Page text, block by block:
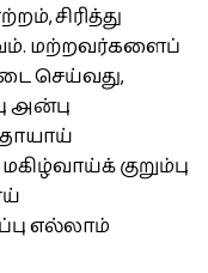
சிரித்து
மற்றவர்களைப்
செய்வது,
அன்பு
குறும்பு
எல்லாம்